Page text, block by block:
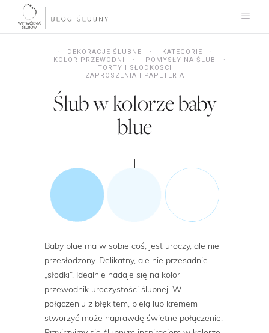
DEKORACJE ŚLUBNE
KATEGORIE
KOLOR PRZEWODNI
POMYSŁY NA ŚLUB
TORTY I SŁODKOŚCI
ZAPROSZENIA I PAPETERIA
Ślub w kolorze baby
blue
Baby blue ma w sobie coś, jest uroczy, ale nie
przesłodzony. Delikatny, ale nie przesadnie
„słodki”. Idealnie nadaje się na kolor
przewodnik uroczystości ślubnej. W
połączeniu z błękitem, bielą lub kremem
stworzyć może naprawdę świetne połączenie.